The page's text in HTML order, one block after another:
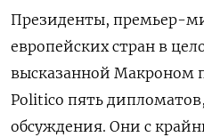
Президенты, премьер-
европейских стран в
высказанной Макроном
Politico пять
обсуждения. Они с